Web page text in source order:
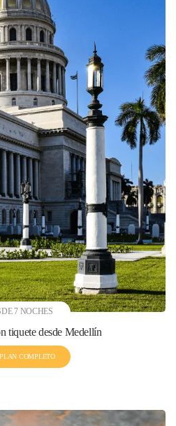
7 NOCHES
tiquete desde Medellín
COMPLETO